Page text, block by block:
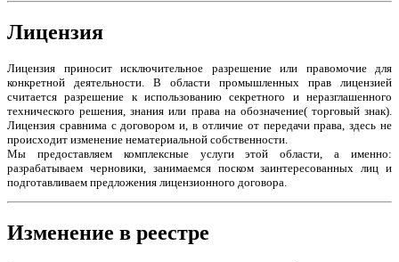
Лицензия
Лицензия приносит исключительное разрешение или правомочие для
конкретной деятельности. В области промышленных прав лицензией
считается разрешение к использованию секретного и неразглашенного
технического решения, знания или права на обозначение( торговый знак).
Лицензия сравнима с договором и, в отличие от передачи права, здесь не
происходит изменение нематериальной собственности.
Мы предоставляем комплексные услуги этой области, а именно:
разрабатываем черновики, занимаемся поском заинтересованных лиц и
подготавливаем предложения лицензионного договора.
Изменение в реестре